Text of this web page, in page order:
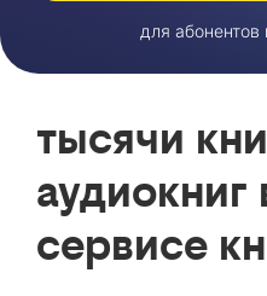
для абонентов
тысячи
аудиокниг
сервисе